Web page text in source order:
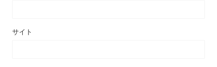
サイト